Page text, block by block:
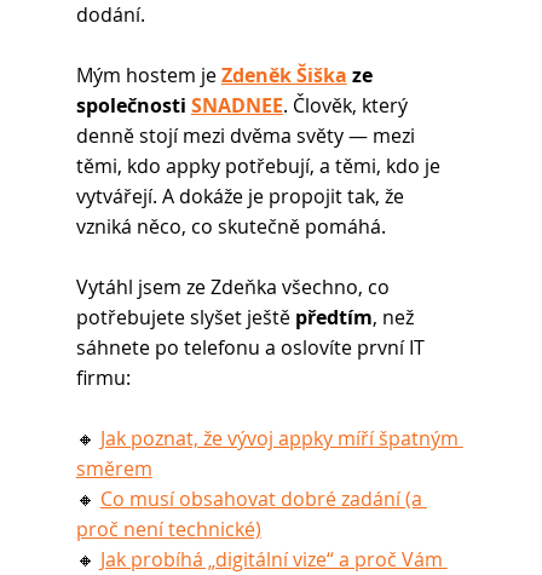
dodání.
Mým hostem je Zdeněk Šiška ze
společnosti SNADNEE. Člověk, který
denně stojí mezi dvěma světy — mezi
těmi, kdo appky potřebují, a těmi, kdo je
vytvářejí. A dokáže je propojit tak, že
vzniká něco, co skutečně pomáhá.
Vytáhl jsem ze Zdeňka všechno, co
potřebujete slyšet ještě předtím, než
sáhnete po telefonu a oslovíte první IT
firmu:
🔸 Jak poznat, že vývoj appky míří špatným
směrem
🔸 Co musí obsahovat dobré zadání (a
proč není technické)
🔸 Jak probíhá „digitální vize“ a proč Vám